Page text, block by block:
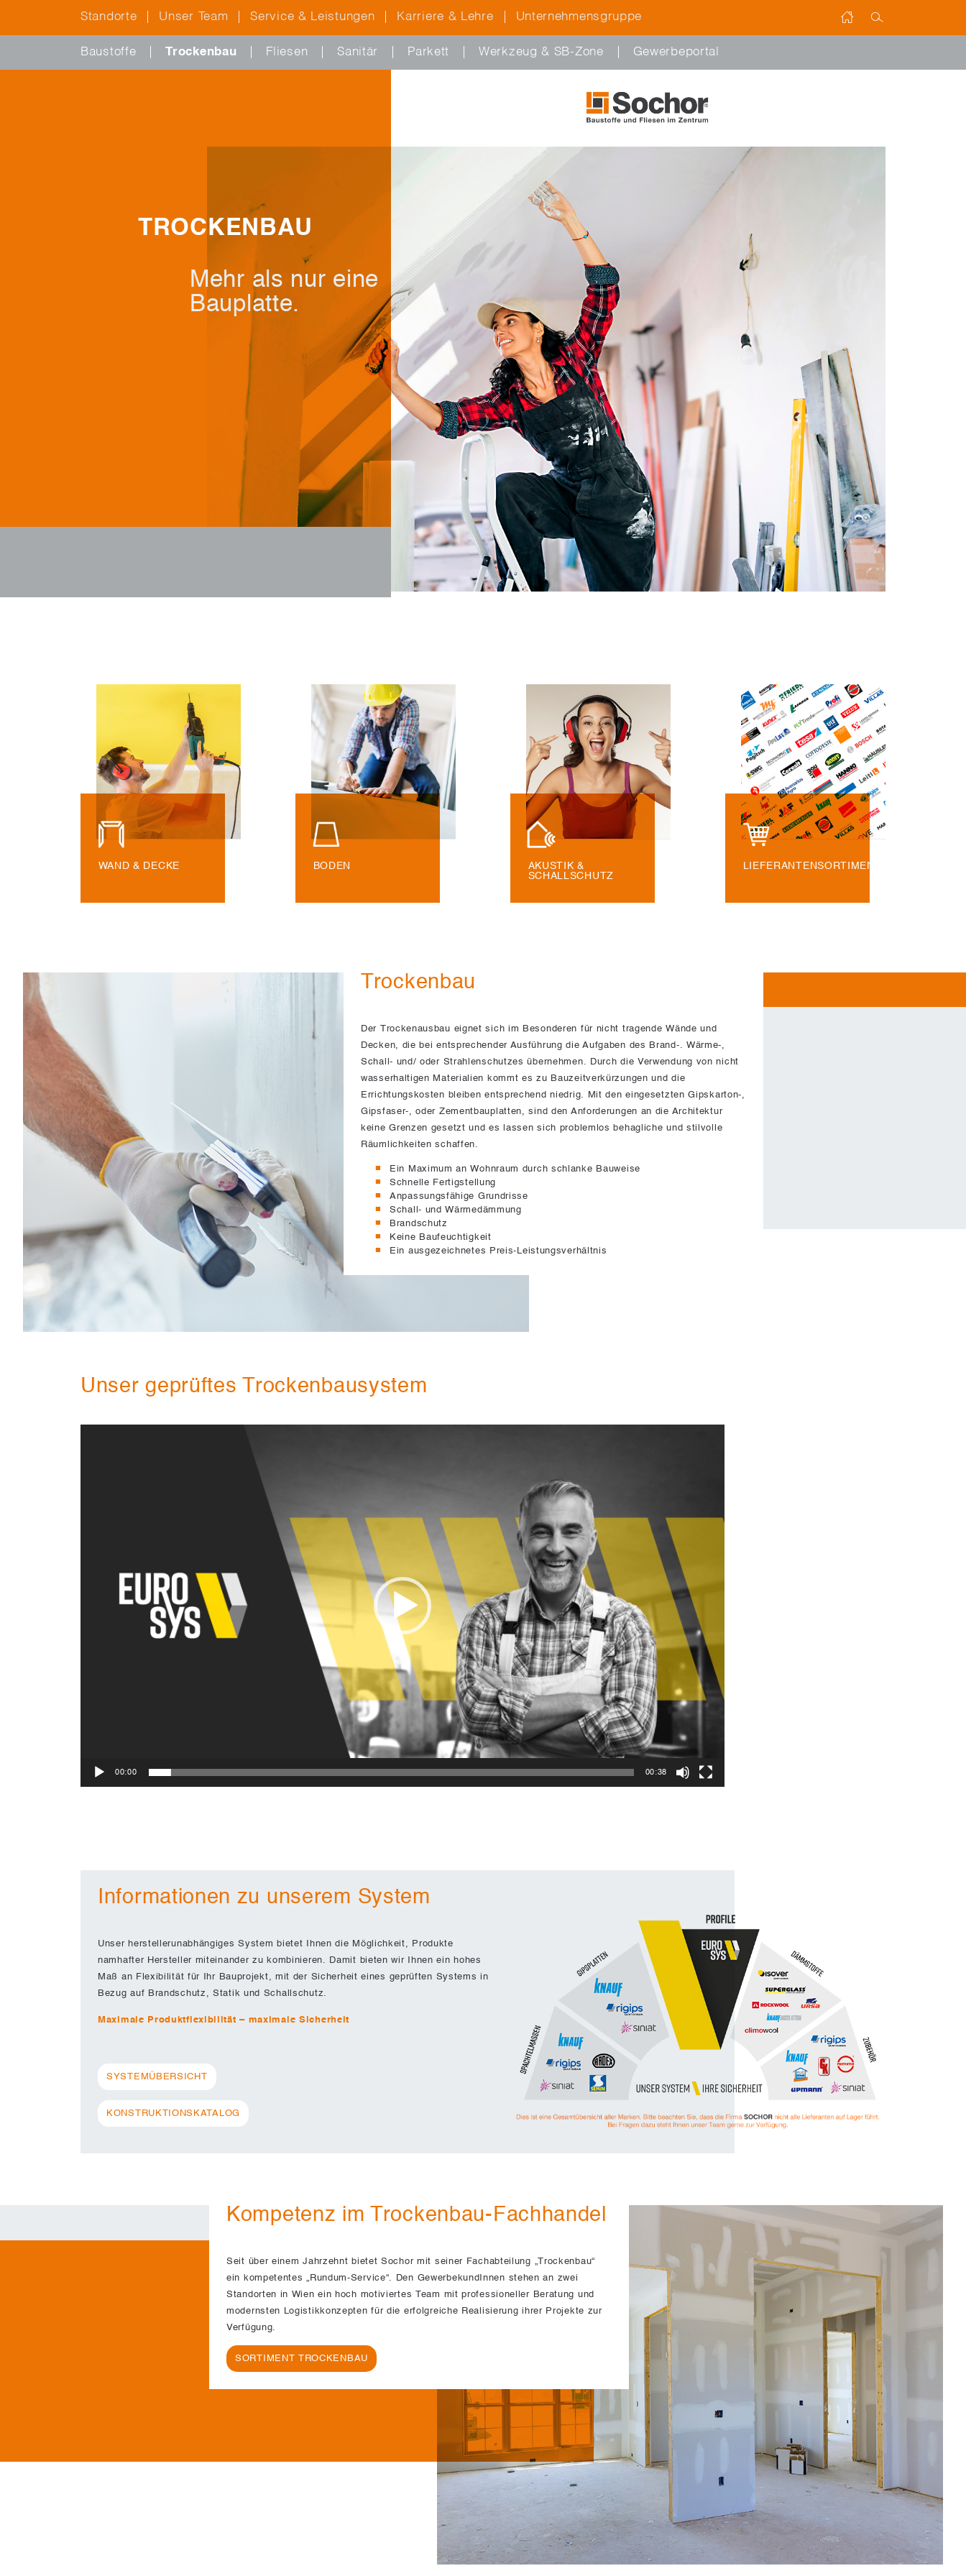
Standorte Unser Team Service & Leistungen Karriere & Lehre Unternehmensgruppe
Baustoffe Trockenbau Fliesen Sanitär Parkett Werkzeug & SB-Zone Gewerbeportal
TROCKENBAU
Mehr als nur eine
Bauplatte.
WAND & DECKE BODEN
AKUSTIK &
SCHALLSCHUTZ
LIEFERANTENSORTIMENT
Trockenbau
Der Trockenausbau eignet sich im Besonderen für nicht tragende Wände und
Decken, die bei entsprechender Ausführung die Aufgaben des Brand-. Wärme-,
Schall- und/ oder Strahlenschutzes übernehmen. Durch die Verwendung von nicht
wasserhaltigen Materialien kommt es zu Bauzeitverkürzungen und die
Errichtungskosten bleiben entsprechend niedrig. Mit den eingesetzten Gipskarton-,
Gipsfaser-, oder Zementbauplatten, sind den Anforderungen an die Architektur
keine Grenzen gesetzt und es lassen sich problemlos behagliche und stilvolle
Räumlichkeiten schaffen.
Ein Maximum an Wohnraum durch schlanke Bauweise
Schnelle Fertigstellung
Anpassungsfähige Grundrisse
Schall- und Wärmedämmung
Brandschutz
Keine Baufeuchtigkeit
Ein ausgezeichnetes Preis-Leistungsverhältnis
Unser geprüftes Trockenbausystem
00:00 00:38
Informationen zu unserem System
Unser herstellerunabhängiges System bietet Ihnen die Möglichkeit, Produkte
namhafter Hersteller miteinander zu kombinieren. Damit bieten wir Ihnen ein hohes
Maß an Flexibilität für Ihr Bauprojekt, mit der Sicherheit eines geprüften Systems in
Bezug auf Brandschutz, Statik und Schallschutz.
Maximale Produktflexibilität – maximale Sicherheit
SYSTEMÜBERSICHT
KONSTRUKTIONSKATALOG
Kompetenz im Trockenbau-Fachhandel
Seit über einem Jahrzehnt bietet Sochor mit seiner Fachabteilung „Trockenbau“
ein kompetentes „Rundum-Service“. Den GewerbekundInnen stehen an zwei
Standorten in Wien ein hoch motiviertes Team mit professioneller Beratung und
modernsten Logistikkonzepten für die erfolgreiche Realisierung ihrer Projekte zur
Verfügung.
SORTIMENT TROCKENBAU